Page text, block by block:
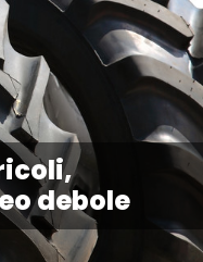
debole